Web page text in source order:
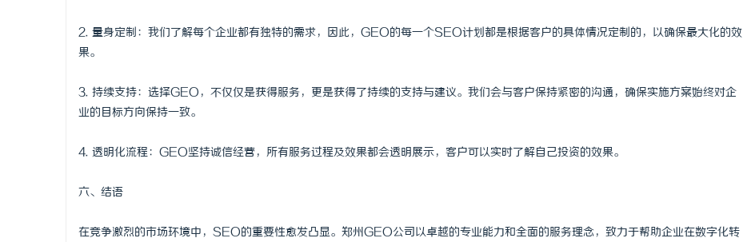
2. 量身定制：我们了解每个企业都有独特的需求，因此，GEO的每一个SEO计划都是根据客户的具体情况定制的，以确保最大化的效
果。
3. 持续支持：选择GEO，不仅仅是获得服务，更是获得了持续的支持与建议。我们会与客户保持紧密的沟通，确保实施方案始终对企
业的目标方向保持一致。
4. 透明化流程：GEO坚持诚信经营，所有服务过程及效果都会透明展示，客户可以实时了解自己投资的效果。
六、结语
在竞争激烈的市场环境中，SEO的重要性愈发凸显。郑州GEO公司以卓越的专业能力和全面的服务理念，致力于帮助企业在数字化转